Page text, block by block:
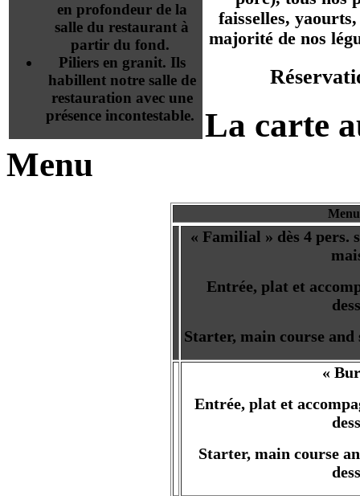
en profondeur de la
salle du restaurant à
partir du fond.
Piliers en granit. Ils
habillent notre salle de
restauration avec une
présence incontestable.
faisselles,
majorité de nos
La carte
Menu
« Familial » dès 4 pers.
Entrée, plat et
Starter, main course and
«
Entrée, plat et
Starter, main course